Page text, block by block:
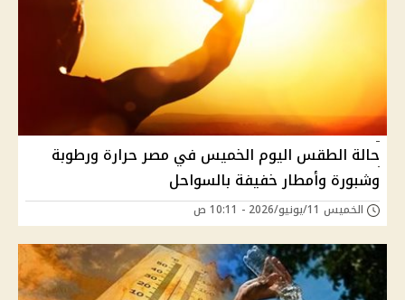
حالة الطقس اليوم الخميس في مصر حرارة ورطوبة
وشبورة وأمطار خفيفة بالسواحل
الخميس 11/يونيو/2026 - 10:11 ص